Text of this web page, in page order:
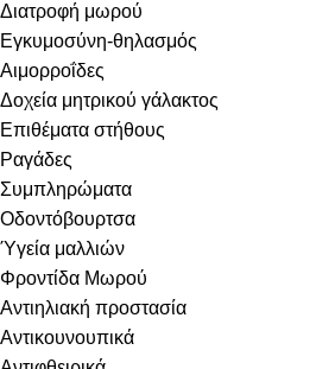
Διατροφή μωρού
Εγκυμοσύνη-θηλασμός
Αιμορροΐδες
Δοχεία μητρικού γάλακτος
Επιθέματα στήθους
Ραγάδες
Συμπληρώματα
Οδοντόβουρτσα
Ύγεία μαλλιών
Φροντίδα Μωρού
Αντιηλιακή προστασία
Αντικουνουπικά